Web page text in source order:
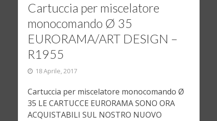
Cartuccia per miscelatore
monocomando Ø 35
EURORAMA/ART DESIGN –
R1955
18 Aprile, 2017
Cartuccia per miscelatore monocomando Ø
35 LE CARTUCCE EURORAMA SONO ORA
ACQUISTABILI SUL NOSTRO NUOVO